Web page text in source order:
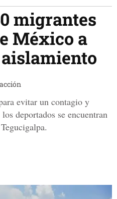
migrantes
México a
evitar un contagio y
deportados se encuentran